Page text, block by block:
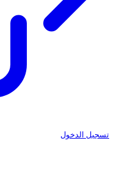
تسجيل الدخول